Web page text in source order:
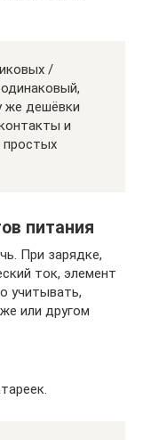
/
же дешёвки
и
простых
питания
При зарядке,
ток, элемент
учитывать,
или другом